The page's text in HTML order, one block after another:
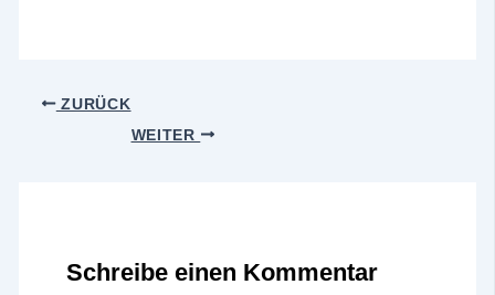
ZURÜCK
WEITER
Schreibe einen Kommentar